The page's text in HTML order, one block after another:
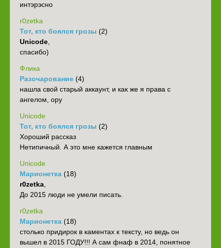
интэрэсно
r0zetka
Тот, кто боялся грозы (2)
Unicode,
спасибо)
Флика
Разочарование (4)
нашла свой старый аккаунт, и как же я права с
ангелом, ору
Unicode
Тот, кто боялся грозы (2)
Хороший рассказ
Нетипичный. А это мне кажется главным
Unicode
Марионетка (18)
r0zetka,
До 2015 люди не умели писать.
r0zetka
Марионетка (18)
столько придирок в каментах к тексту, но ведь он
вышел в 2015 ГОДУ!!! А сам фнаф в 2014, понятное